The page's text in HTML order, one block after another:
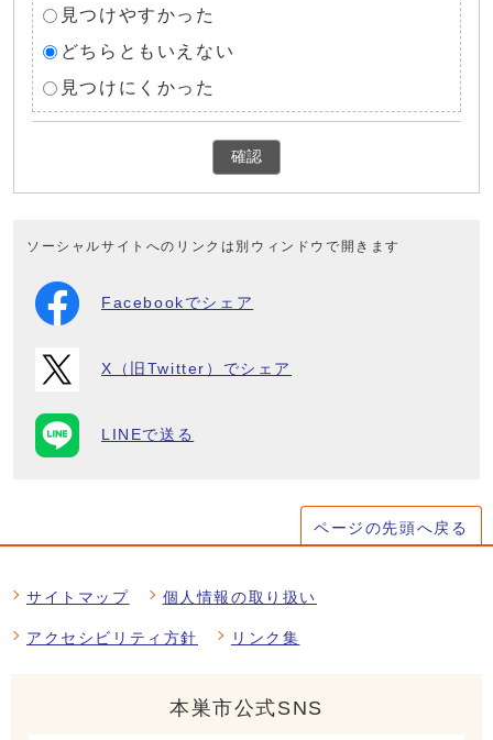
見つけやすかった
どちらともいえない
見つけにくかった
確認
ソーシャルサイトへのリンクは別ウィンドウで開きます
Facebookでシェア
X（旧Twitter）でシェア
LINEで送る
ページの先頭へ戻る
サイトマップ 個人情報の取り扱い
アクセシビリティ方針 リンク集
本巣市公式SNS